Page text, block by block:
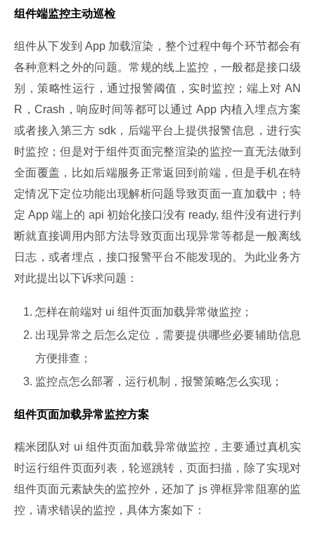
组件端监控主动巡检
组件从下发到 App 加载渲染，整个过程中每个环节都会有
各种意料之外的问题。常规的线上监控，一般都是接口级
别，策略性运行，通过报警阈值，实时监控；端上对 AN
R，Crash，响应时间等都可以通过 App 内植入埋点方案
或者接入第三方 sdk，后端平台上提供报警信息，进行实
时监控；但是对于组件页面完整渲染的监控一直无法做到
全面覆盖，比如后端服务正常返回到前端，但是手机在特
定情况下定位功能出现解析问题导致页面一直加载中；特
定 App 端上的 api 初始化接口没有 ready, 组件没有进行判
断就直接调用内部方法导致页面出现异常等都是一般离线
日志，或者埋点，接口报警平台不能发现的。为此业务方
对此提出以下诉求问题：
怎样在前端对 ui 组件页面加载异常做监控；
出现异常之后怎么定位，需要提供哪些必要辅助信息
方便排查；
监控点怎么部署，运行机制，报警策略怎么实现；
组件页面加载异常监控方案
糯米团队对 ui 组件页面加载异常做监控，主要通过真机实
时运行组件页面列表，轮巡跳转，页面扫描，除了实现对
组件页面元素缺失的监控外，还加了 js 弹框异常阻塞的监
控，请求错误的监控，具体方案如下：